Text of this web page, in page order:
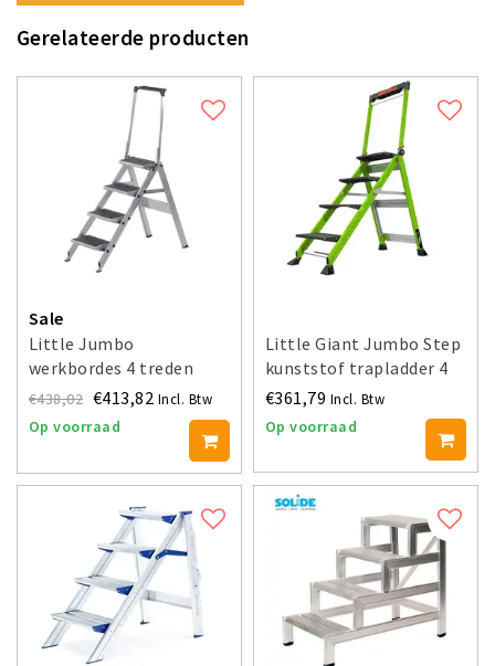
Gerelateerde producten
Sale
Little Jumbo
werkbordes 4 treden
WA410B
€438,02 €413,82 Incl. Btw
Op voorraad
Little Giant Jumbo Step
kunststof trapladder 4
treden
€361,79 Incl. Btw
Op voorraad